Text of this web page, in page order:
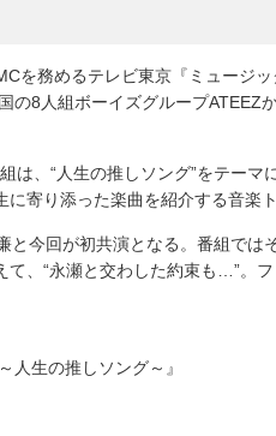
を務めるテレビ東京『ミュージ
の8人組ボーイズグループATEEZ
、“人生の推しソング”をテーマ
寄り添った楽曲を紹介する音楽
今回が初共演となる。番組では
て、“永瀬と交わした約束も…”。
人生の推しソング～』